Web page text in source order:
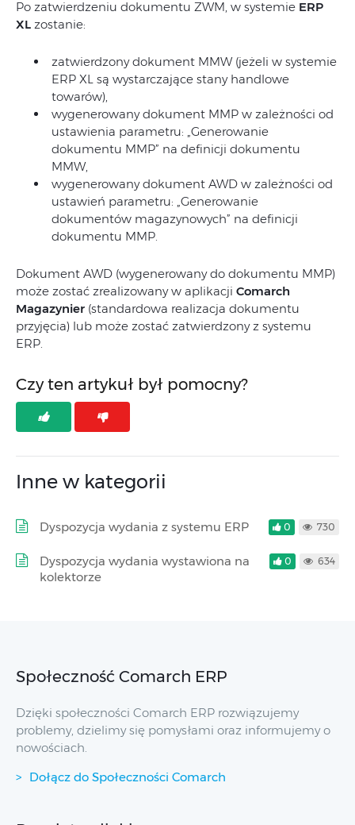
Po zatwierdzeniu dokumentu ZWM, w systemie ERP
XL zostanie:
zatwierdzony dokument MMW (jeżeli w systemie
ERP XL są wystarczające stany handlowe
towarów),
wygenerowany dokument MMP w zależności od
ustawienia parametru: „Generowanie
dokumentu MMP” na definicji dokumentu
MMW,
wygenerowany dokument AWD w zależności od
ustawień parametru: „Generowanie
dokumentów magazynowych” na definicji
dokumentu MMP.
Dokument AWD (wygenerowany do dokumentu MMP)
może zostać zrealizowany w aplikacji Comarch
Magazynier (standardowa realizacja dokumentu
przyjęcia) lub może zostać zatwierdzony z systemu
ERP.
Czy ten artykuł był pomocny?
Inne w kategorii
Dyspozycja wydania z systemu ERP 0 730
Dyspozycja wydania wystawiona na
kolektorze
0 634
Społeczność Comarch ERP
Dzięki społeczności Comarch ERP rozwiązujemy
problemy, dzielimy się pomysłami oraz informujemy o
nowościach.
Dołącz do Społeczności Comarch